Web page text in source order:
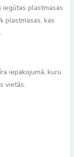
iegūtas plastmasas
plastmasas, kas
iepakojumā, kuru
vietās.